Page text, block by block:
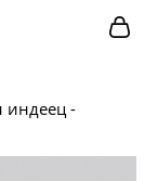
индеец -